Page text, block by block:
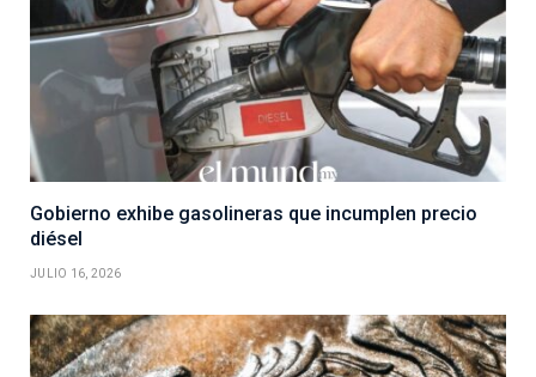
Gobierno exhibe gasolineras que incumplen precio
diésel
JULIO 16, 2026